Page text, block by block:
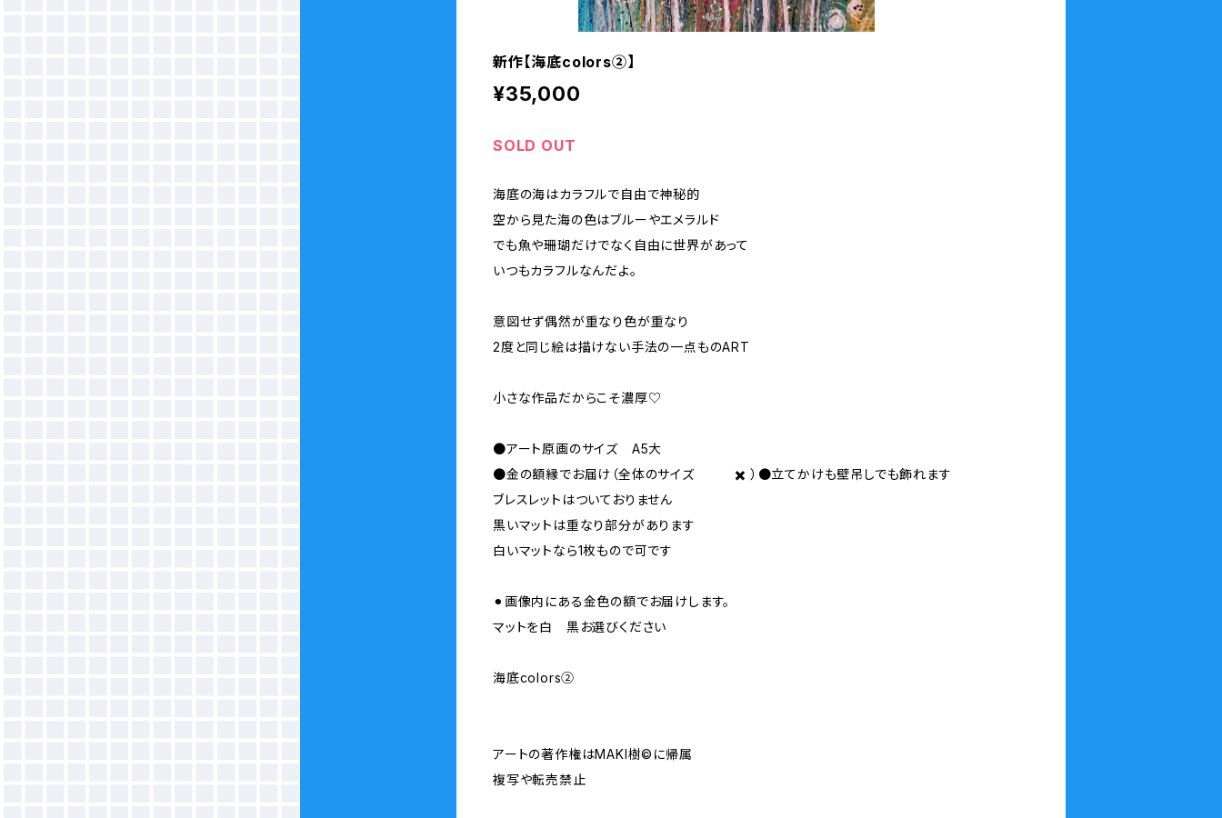
新作【海底colors②】
¥35,000
SOLD OUT
海底の海はカラフルで自由で神秘的
空から見た海の色はブルーやエメラルド
でも魚や珊瑚だけでなく自由に世界があって
いつもカラフルなんだよ。
意図せず偶然が重なり色が重なり
2度と同じ絵は描けない手法の一点ものART
小さな作品だからこそ濃厚♡
●アート原画のサイズ A5大
●金の額縁でお届け（全体のサイズ ✖️ ）●立てかけも壁吊しでも飾れます
ブレスレットはついておりません
黒いマットは重なり部分があります
白いマットなら1枚もので可です
⚫︎画像内にある金色の額でお届けします。
マットを白 黒お選びください
海底colors②
アートの著作権はMAKI樹©︎に帰属
複写や転売禁止